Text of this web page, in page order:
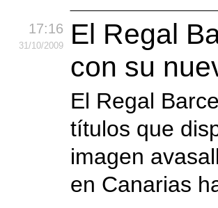
17:16
31/10/2009
El Regal
con su
El Regal
títulos que
imagen
en Canarias